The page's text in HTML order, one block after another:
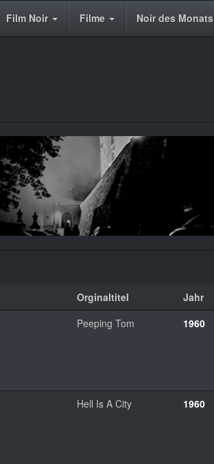
Film Noir Filme Noir des Monats
Orginaltitel Jahr
Peeping Tom 1960
Hell Is A City 1960